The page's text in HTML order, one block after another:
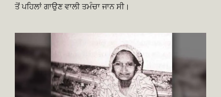
ਤੋਂ ਪਹਿਲਾਂ ਗਾਉਣ ਵਾਲੀ ਤਮੰਚਾ ਜਾਨ ਸੀ।